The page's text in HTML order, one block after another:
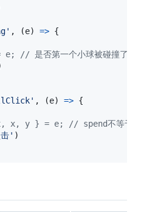
, (e) => {
否第一个小球被碰撞了
, (e) => {
y } = e; // spend不等于0表
' )